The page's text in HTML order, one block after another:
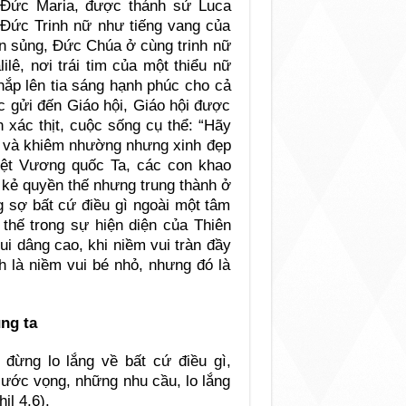
Maria, được thánh sử Luca
Trinh nữ như tiếng vang của
sủng, Đức Chúa ở cùng trinh nữ
nơi trái tim của một thiểu nữ
lên tia sáng hạnh phúc cho cả
đến Giáo hội, Giáo hội được
xác thịt, cuộc sống cụ thể: “Hãy
khiêm nhường nhưng xinh đẹp
Vương quốc Ta, các con khao
quyền thế nhưng trung thành ở
sợ bất cứ điều gì ngoài một tâm
trong sự hiện diện của Thiên
dâng cao, khi niềm vui tràn đầy
là niềm vui bé nhỏ, nhưng đó là
ta
đừng lo lắng về bất cứ điều gì,
vọng, những nhu cầu, lo lắng
4,6).